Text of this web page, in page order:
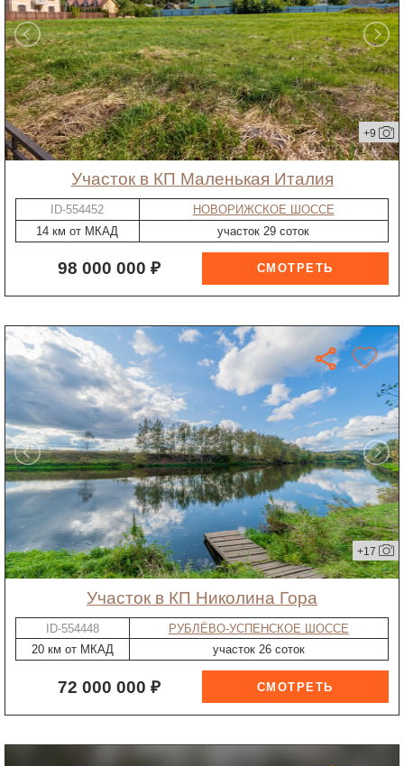
+9
участок в КП Маленькая Италия
ID-554452
НОВОРИЖСКОЕ ШОССЕ
14 км от МКАД
участок 29 соток
98 000 000 ₽
+17
участок в КП Николина Гора
ID-554448
РУБЛЁВО-УСПЕНСКОЕ ШОССЕ
20 км от МКАД
участок 26 соток
72 000 000 ₽